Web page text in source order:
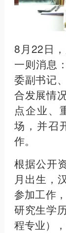
8月22日
一则消息
委副书记
合发展情
点企业、
场，并召
作。
根据公开
月出生，
参加工作
研究生学
程专业）